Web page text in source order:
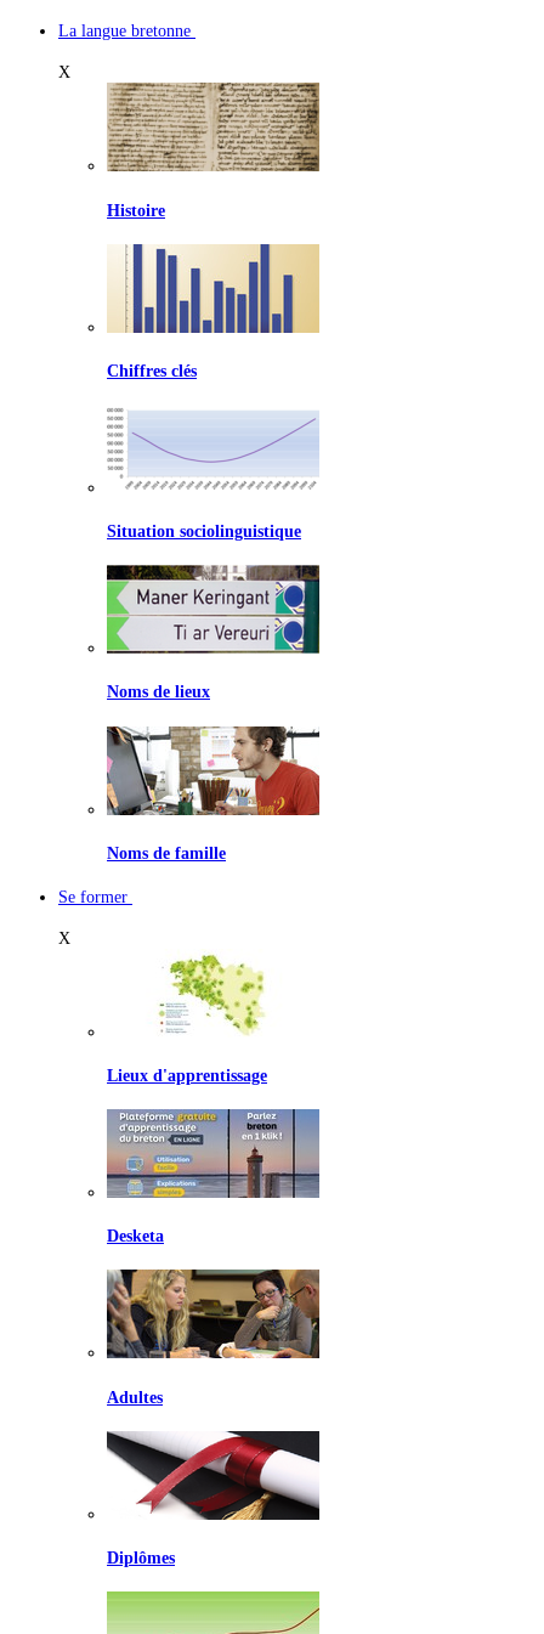
La langue bretonne
X
Histoire
Chiffres clés
Situation sociolinguistique
Noms de lieux
Noms de famille
Se former
X
Lieux d'apprentissage
Desketa
Adultes
Diplômes